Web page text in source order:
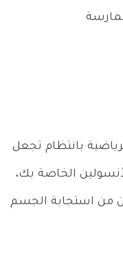
بانتظام تجعل
الخاصة بك،
من استجابة الجسم